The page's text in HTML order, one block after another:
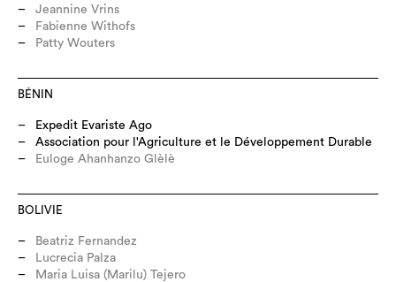
Jeannine Vrins
Fabienne Withofs
Patty Wouters
BÉNIN
Expedit Evariste Ago
Association pour l'Agriculture et le Développement Durable
Euloge Ahanhanzo Glèlè
BOLIVIE
Beatriz Fernandez
Lucrecia Palza
Maria Luisa (Marilu) Tejero